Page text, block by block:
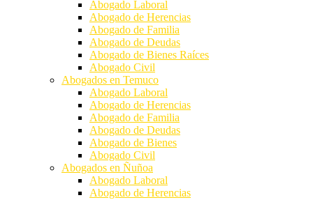
Abogado Laboral
Abogado de Herencias
Abogado de Familia
Abogado de Deudas
Abogado de Bienes Raíces
Abogado Civil
Abogados en Temuco
Abogado Laboral
Abogado de Herencias
Abogado de Familia
Abogado de Deudas
Abogado de Bienes
Abogado Civil
Abogados en Ñuñoa
Abogado Laboral
Abogado de Herencias